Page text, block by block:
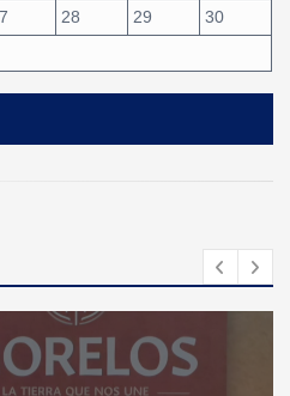
c
i
ó
e
e
28 29
30